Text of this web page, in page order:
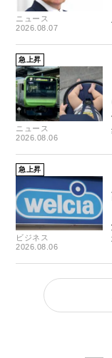
ニュース
2026.08.07
急上昇
ニュース
2026.08.06
急上昇
ビジネス
2026.08.06